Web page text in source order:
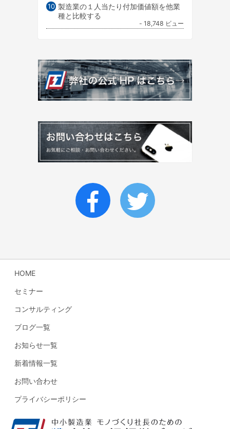
製造業の１人当たり付加価値額を他業
種と比較する
- 18,748 ビュー
HOME
セミナー
コンサルティング
ブログ一覧
お知らせ一覧
新着情報一覧
お問い合わせ
プライバシーポリシー